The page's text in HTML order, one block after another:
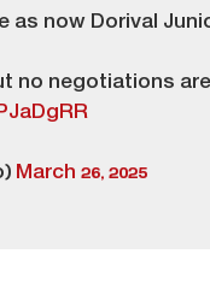
as now Dorival
no negotiations
March 26, 2025